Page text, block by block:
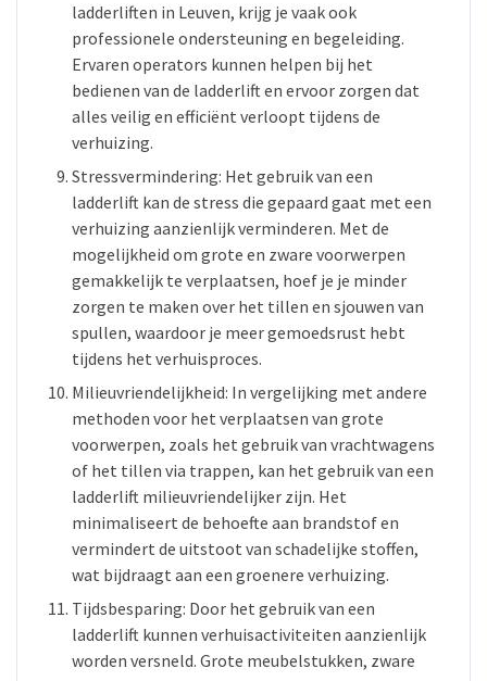
ladderliften in Leuven, krijg je vaak ook
professionele ondersteuning en begeleiding.
Ervaren operators kunnen helpen bij het
bedienen van de ladderlift en ervoor zorgen dat
alles veilig en efficiënt verloopt tijdens de
verhuizing.
Stressvermindering: Het gebruik van een
ladderlift kan de stress die gepaard gaat met een
verhuizing aanzienlijk verminderen. Met de
mogelijkheid om grote en zware voorwerpen
gemakkelijk te verplaatsen, hoef je je minder
zorgen te maken over het tillen en sjouwen van
spullen, waardoor je meer gemoedsrust hebt
tijdens het verhuisproces.
Milieuvriendelijkheid: In vergelijking met andere
methoden voor het verplaatsen van grote
voorwerpen, zoals het gebruik van vrachtwagens
of het tillen via trappen, kan het gebruik van een
ladderlift milieuvriendelijker zijn. Het
minimaliseert de behoefte aan brandstof en
vermindert de uitstoot van schadelijke stoffen,
wat bijdraagt aan een groenere verhuizing.
Tijdsbesparing: Door het gebruik van een
ladderlift kunnen verhuisactiviteiten aanzienlijk
worden versneld. Grote meubelstukken, zware